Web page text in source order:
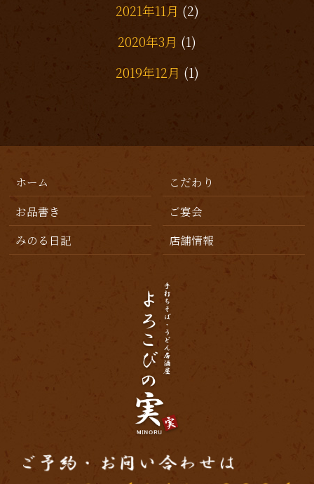
2021年11月 (2)
2020年3月 (1)
2019年12月 (1)
2019年6月(2)
2019年5月(1)
2019年4月(1)
2019年3月
2019年2月
2019年1月
2018年12月
2018年11月
2018年9月 (3)
ホーム
こだわり
お品書き
ご宴会
みのる日記
店舗情報